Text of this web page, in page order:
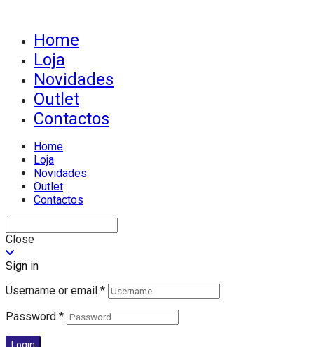
Home
Loja
Novidades
Outlet
Contactos
Home
Loja
Novidades
Outlet
Contactos
Close
Sign in
Username or email *
Password *